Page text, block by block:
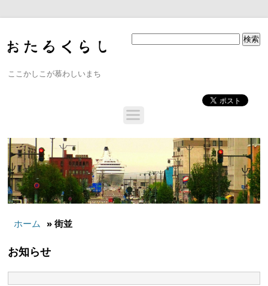
ここかしこが慕わしいまち
ホーム » 街並
お知らせ